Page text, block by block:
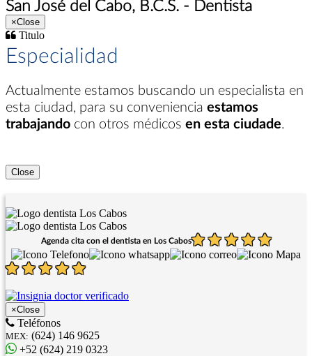
San José del Cabo, B.C.S. - Dentista
×Close
Titulo
Especialidad
Actualmente estamos buscando un especialista en
esta ciudad, para su conveniencia estamos
trabajando con otros médicos en esta ciudade.
Close
Agenda cita con el dentista en Los Cabos
×Close
Teléfonos
MEX: (624) 146 9625
+52 (624) 219 0323